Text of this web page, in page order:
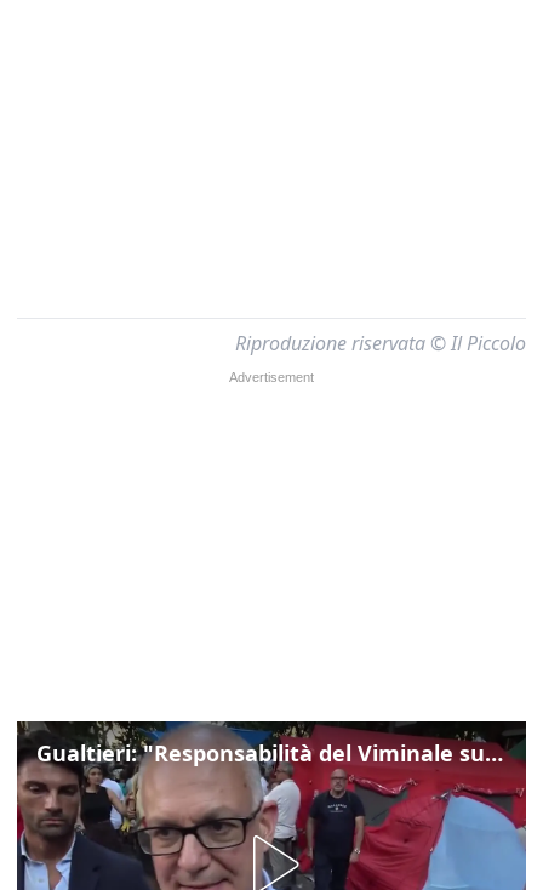
Riproduzione riservata © Il Piccolo
Gualtieri: "Responsabilità del Viminale su Spin Time? La posizione dei partiti è nota"